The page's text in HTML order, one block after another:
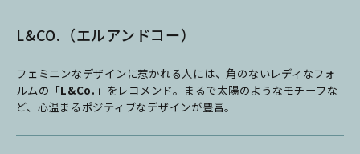
L&CO.（エルアンドコー）
フェミニンなデザインに惹かれる人には、角のないレディなフォ
ルムの「L&Co. 」をレコメンド。まるで太陽のようなモチーフな
ど、心温まるポジティブなデザインが豊富。